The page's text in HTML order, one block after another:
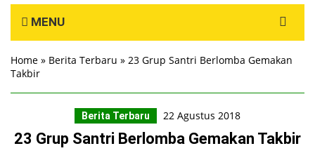
MENU
Home » Berita Terbaru » 23 Grup Santri Berlomba Gemakan
Takbir
Berita Terbaru 22 Agustus 2018
23 Grup Santri Berlomba Gemakan Takbir